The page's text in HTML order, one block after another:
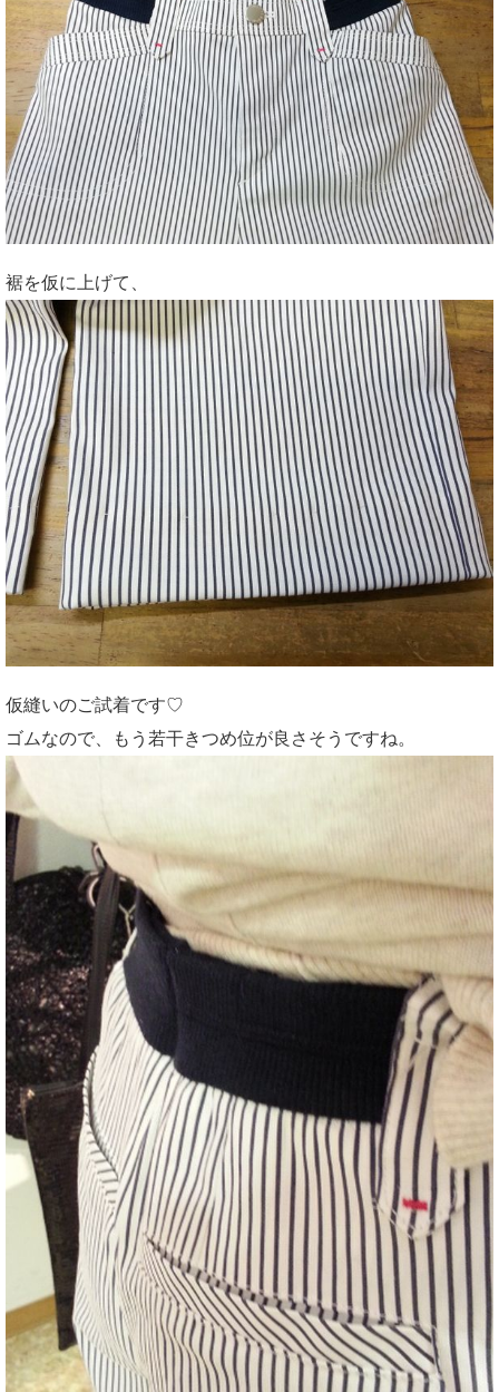
裾を仮に上げて、
仮縫いのご試着です♡
ゴムなので、もう若干きつめ位が良さそうですね。